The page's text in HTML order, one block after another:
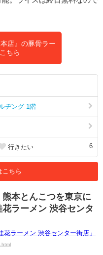
店』の豚骨ラー
ちら
ヂング 1階
行きたい 6
こちら
熊本とんこつを東京に
ラーメン 渋谷センタ